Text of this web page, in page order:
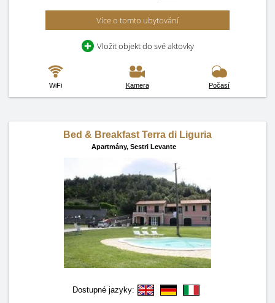
Více o tomto ubytování
Vložit objekt do své aktovky
WiFi Kamera Počasí
Bed & Breakfast Terra di Liguria
Apartmány, Sestri Levante
Dostupné jazyky: